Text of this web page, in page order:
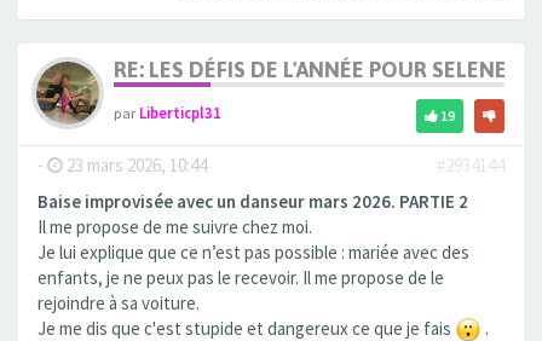
RE: LES DÉFIS DE L'ANNÉE POUR SELENE
parLiberticpl31 19
- 23 mars 2026, 10:44
#2934144
Baise improvisée avec un danseur mars 2026. PARTIE 2
Il me propose de me suivre chez moi.
Je lui explique que ce n’est pas possible : mariée avec des
enfants, je ne peux pas le recevoir. Il me propose de le
rejoindre à sa voiture.
Je me dis que c'est stupide et dangereux ce que je fais
.